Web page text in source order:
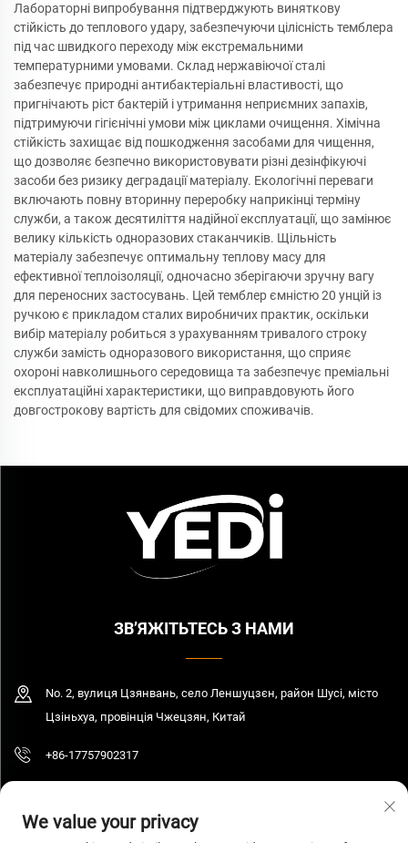
Лабораторні випробування підтверджують виняткову
стійкість до теплового удару, забезпечуючи цілісність темблера
під час швидкого переходу між екстремальними
температурними умовами. Склад нержавіючої сталі
забезпечує природні антибактеріальні властивості, що
пригнічають ріст бактерій і утримання неприємних запахів,
підтримуючи гігієнічні умови між циклами очищення. Хімічна
стійкість захищає від пошкодження засобами для чищення,
що дозволяє безпечно використовувати різні дезінфікуючі
засоби без ризику деградації матеріалу. Екологічні переваги
включають повну вторинну переробку наприкінці терміну
служби, а також десятиліття надійної експлуатації, що замінює
велику кількість одноразових стаканчиків. Щільність
матеріалу забезпечує оптимальну теплову масу для
ефективної теплоізоляції, одночасно зберігаючи зручну вагу
для переносних застосувань. Цей темблер ємністю 20 унцій із
ручкою є прикладом сталих виробничих практик, оскільки
вибір матеріалу робиться з урахуванням тривалого строку
служби замість одноразового використання, що сприяє
охороні навколишнього середовища та забезпечує преміальні
експлуатаційні характеристики, що виправдовують його
довгострокову вартість для свідомих споживачів.
ЗВ’ЯЖІТЬТЕСЬ З НАМИ
No. 2, вулиця Цзянвань, село Леншуцзєн, район Шусі, місто
Цзіньхуа, провінція Чжецзян, Китай
+86-17757902317
We value your privacy